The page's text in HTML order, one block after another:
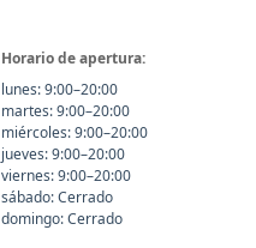
Horario de apertura:
lunes: 9:00–20:00
martes: 9:00–20:00
miércoles: 9:00–20:00
jueves: 9:00–20:00
viernes: 9:00–20:00
sábado: Cerrado
domingo: Cerrado